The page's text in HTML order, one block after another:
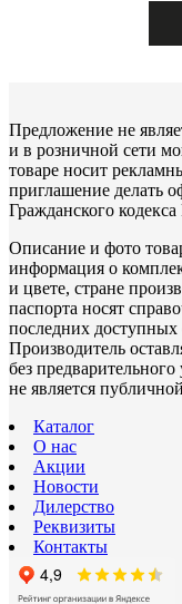
Предложение не
и в розничной сети
товаре носит
приглашение делать
Гражданского
Описание и фото
информация о
и цвете, стране
паспорта носят
последних доступных
Производитель
без
не является
Каталог
О нас
Акции
Новости
Дилерство
Реквизиты
Контакты